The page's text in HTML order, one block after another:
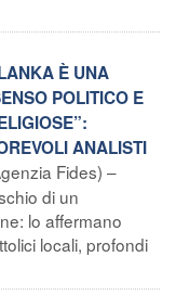
È UNA
POLITICO E
ANALISTI
Fides) –
di un
lo affermano
locali, profondi